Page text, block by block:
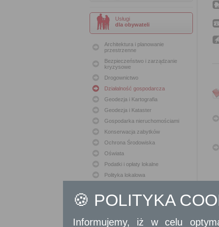
Usługi
dla obywateli
Architektura i planowanie
przestrzenne
Bezpieczeństwo i zarządzanie
kryzysowe
Drogownictwo
Działalność gospodarcza
Geodezja i Kartografia
Geodezja i Kataster
Gospodarka nieruchomościami
Konserwacja zabytków
Ochrona Środowiska
Oświata
Podatki i opłaty lokalne
Polityka lokalowa
Skargi i wnioski
Sport i Rekreacja
Sprawy komunalne
🍪 POLITYKA
Informujemy, iż w celu